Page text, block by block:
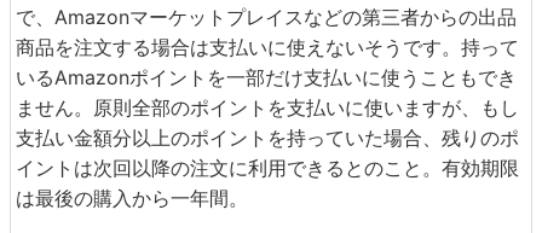
で、Amazonマーケットプレイスなどの第三者からの出品
商品を注文する場合は支払いに使えないそうです。持って
いるAmazonポイントを一部だけ支払いに使うこともでき
ません。原則全部のポイントを支払いに使いますが、もし
支払い金額分以上のポイントを持っていた場合、残りのポ
イントは次回以降の注文に利用できるとのこと。有効期限
は最後の購入から一年間。